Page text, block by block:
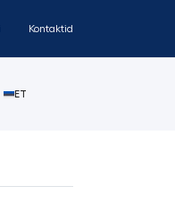
Kontaktid
ET